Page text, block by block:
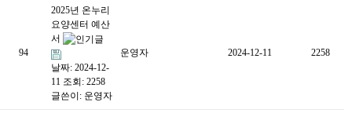
94
2025년 온누리
요양센터 예산
서
날짜: 2024-12-
11 조회: 2258
글쓴이: 운영자
운영자 2024-12-11 2258